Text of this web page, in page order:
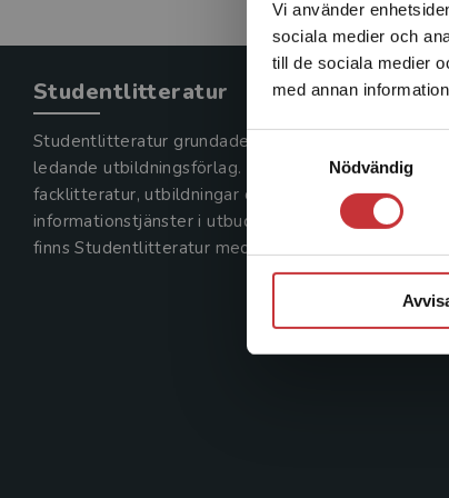
Vi använder
sociala medier och
till de sociala medier
med annan
Samtyckesval
Nödvändig
Studentlitteratur
Studentlitteratur grundades 1963 och är idag
ledande utbildningsförlag. Med läromedel,
facklitteratur, utbildningar och digitala
informationstjänster i utbudet,
finns Studentlitteratur med längs hela kunskapsresan.